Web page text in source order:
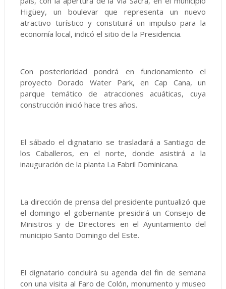
Higüey, un boulevar que representa un nuevo
atractivo turístico y constituirá un impulso para la
economía local, indicó el sitio de la Presidencia.
Con posterioridad pondrá en funcionamiento el
proyecto Dorado Water Park, en Cap Cana, un
parque temático de atracciones acuáticas, cuya
construcción inició hace tres años.
El sábado el dignatario se trasladará a Santiago de
los Caballeros, en el norte, donde asistirá a la
inauguración de la planta La Fabril Dominicana.
La dirección de prensa del presidente puntualizó que
el domingo el gobernante presidirá un Consejo de
Ministros y de Directores en el Ayuntamiento del
municipio Santo Domingo del Este.
El dignatario concluirà su agenda del fin de semana
con una visita al Faro de Colón, monumento y museo